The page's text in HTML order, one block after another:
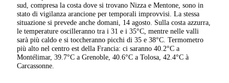
sud, compresa la costa dove si trovano Nizza e Mentone, sono in
stato di vigilanza arancione per temporali improvvisi. La stessa
situazione si prevede anche domani, 14 agosto. Sulla costa azzurra,
le temperature oscilleranno tra i 31 e i 35°C, mentre nelle valli
sarà più caldo e si toccheranno picchi di 35 e 38°C. Termometro
più alto nel centro est della Francia: ci saranno 40.2°C a
Montélimar, 39.7°C a Grenoble, 40.6°C a Tolosa, 42.4°C à
Carcassonne.